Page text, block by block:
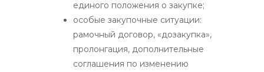
единого положения о закупке;
особые закупочные ситуации:
рамочный договор, «дозакупка»,
пролонгация, дополнительные
соглашения по изменению